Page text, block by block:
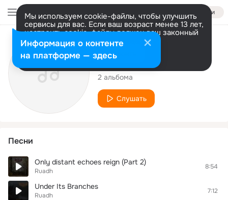
Войти
Мы используем cookie-файлы, чтобы улучшить
сервисы для вас. Если ваш возраст менее 13 лет,
настроить cookie-файлы должен ваш законный
представитель. Больше информации
Разрешить все Настроить
Исполнитель
Ruadh
2 альбома
Слушать
Песни
Only distant echoes reign (Part 2)
Ruadh
8:54
Under Its Branches
Ruadh
7:12
Информация о контенте
на платформе — здесь